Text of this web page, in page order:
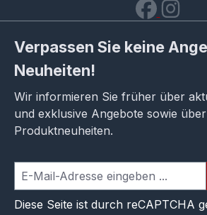
Verpassen Sie keine
Neuheiten!
Wir informieren Sie früher über
und exklusive Angebote sowie
Produktneuheiten.
Diese Seite ist durch reCAPTCHA